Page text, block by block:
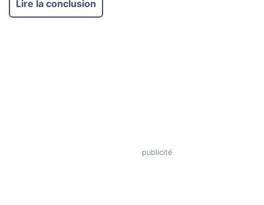
Lire la conclusion